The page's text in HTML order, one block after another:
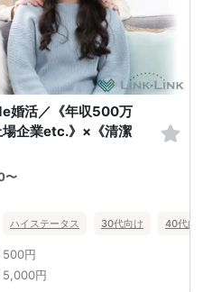
婚活／《年収500万
場企業etc.》×《清潔
〜
ハイステータス 30代向け 40代向
500円
5,000円